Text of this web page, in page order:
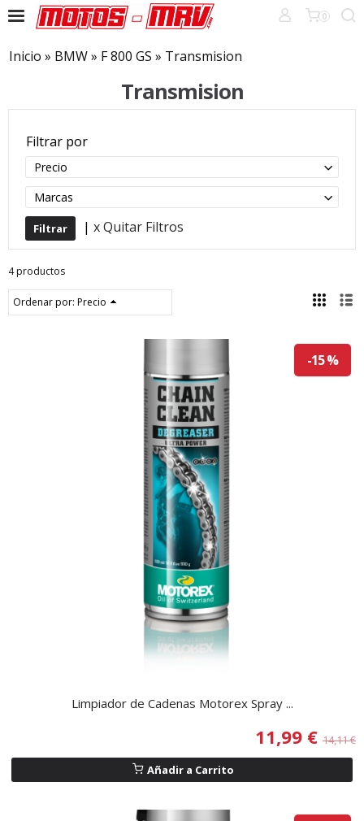
0
Inicio » BMW» F 800 GS » Transmision
Transmision
Filtrar por
Precio
Marcas
| x Quitar Filtros
4 productos
Ordenar por: Precio
-15 %
Limpiador de Cadenas Motorex Spray ...
11,99 € 14,11 €
Añadir a Carrito